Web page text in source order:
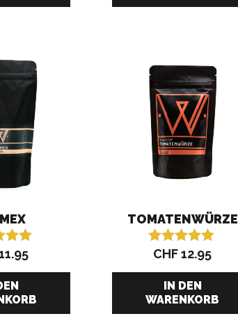
mit
5
TOMATENWÜRZE
Bewertet mit
von 5
CHF12.95
IN DEN
WARENKORB